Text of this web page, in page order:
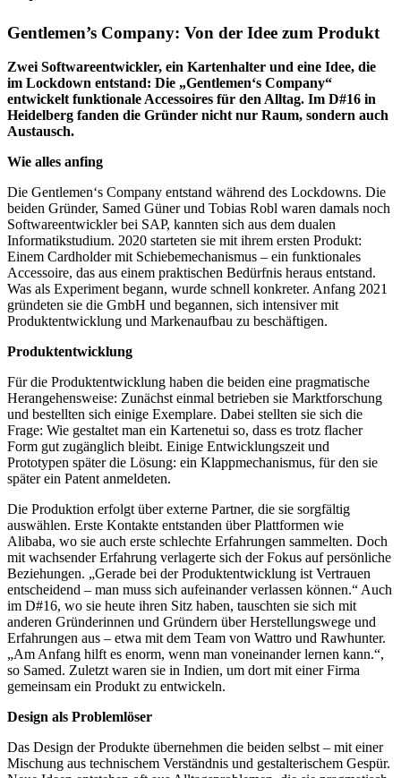
Gentlemen’s Company: Von der Idee zum Produkt
Zwei Softwareentwickler, ein Kartenhalter und eine Idee, die
im Lockdown entstand: Die „Gentlemen‘s Company“
entwickelt funktionale Accessoires für den Alltag. Im D#16 in
Heidelberg fanden die Gründer nicht nur Raum, sondern auch
Austausch.
Wie alles anfing
Die Gentlemen‘s Company entstand während des Lockdowns. Die
beiden Gründer, Samed Güner und Tobias Robl waren damals noch
Softwareentwickler bei SAP, kannten sich aus dem dualen
Informatikstudium. 2020 starteten sie mit ihrem ersten Produkt:
Einem Cardholder mit Schiebemechanismus – ein funktionales
Accessoire, das aus einem praktischen Bedürfnis heraus entstand.
Was als Experiment begann, wurde schnell konkreter. Anfang 2021
gründeten sie die GmbH und begannen, sich intensiver mit
Produktentwicklung und Markenaufbau zu beschäftigen.
Produktentwicklung
Für die Produktentwicklung haben die beiden eine pragmatische
Herangehensweise: Zunächst einmal betrieben sie Marktforschung
und bestellten sich einige Exemplare. Dabei stellten sie sich die
Frage: Wie gestaltet man ein Kartenetui so, dass es trotz flacher
Form gut zugänglich bleibt. Einige Entwicklungszeit und
Prototypen später die Lösung: ein Klappmechanismus, für den sie
später ein Patent anmeldeten.
Die Produktion erfolgt über externe Partner, die sie sorgfältig
auswählen. Erste Kontakte entstanden über Plattformen wie
Alibaba, wo sie auch erste schlechte Erfahrungen sammelten. Doch
mit wachsender Erfahrung verlagerte sich der Fokus auf persönliche
Beziehungen. „Gerade bei der Produktentwicklung ist Vertrauen
entscheidend – man muss sich aufeinander verlassen können.“ Auch
im D#16, wo sie heute ihren Sitz haben, tauschten sie sich mit
anderen Gründerinnen und Gründern über Herstellungswege und
Erfahrungen aus – etwa mitdem Team von Wattro und Rawhunter.
„Am Anfang hilft es enorm, wenn man voneinander lernen kann.“,
so Samed. Zuletzt waren sie in Indien, um dort mit einer Firma
gemeinsam ein Produkt zu entwickeln.
Design als Problemlöser
Das Design der Produkte übernehmen die beiden selbst – mit einer
Mischung aus technischem Verständnis und gestalterischem Gespür.